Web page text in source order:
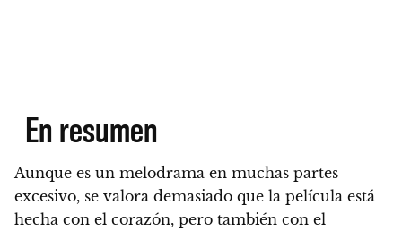
En resumen
Aunque es un melodrama en muchas partes
excesivo, se valora demasiado que la película está
hecha con el corazón, pero también con el